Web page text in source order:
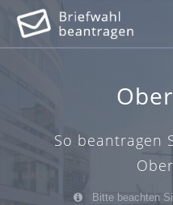
So beantragen
Bitte beachten